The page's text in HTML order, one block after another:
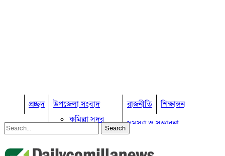
প্রচ্ছদ
উপজেলা সংবাদ
কুমিল্লা সদর
কুমিল্লা সদর দক্ষিণ
ব্রাহ্মণপাড়া
রাজনীতি
শিক্ষাঙ্গন
সমস্যা ও সম্ভাবনা